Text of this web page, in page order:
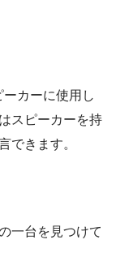
カーに使用し
スピーカーを持
できます。
一台を見つけて